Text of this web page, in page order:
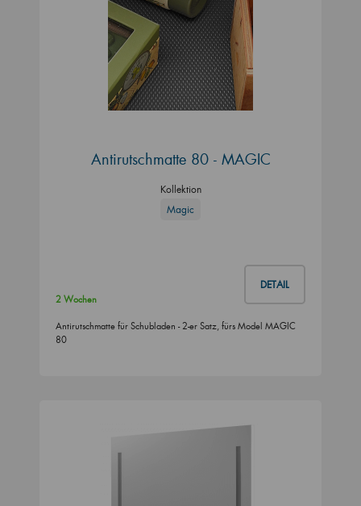
Antirutschmatte 80 - MAGIC
Kollektion
Magic
DETAIL
2 Wochen
Antirutschmatte für Schubladen - 2-er Satz, fürs Model MAGIC
80